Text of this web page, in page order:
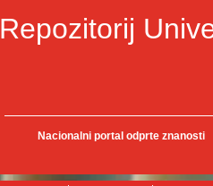
Repozitorij
Nacionalni portal odprte znanosti